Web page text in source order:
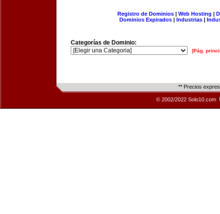
Registro de Dominios| Web Hosting |
Dominios Expirados | Industrias |
Categorías de Dominio:
[Pág.
** Precios
© 2002/2022 Solo10.com